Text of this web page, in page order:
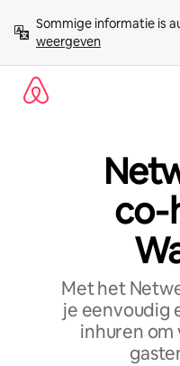
direct
naar
inhoud
Sommige informatie is
weergeven
Met het
je eenvoudig
inhuren om